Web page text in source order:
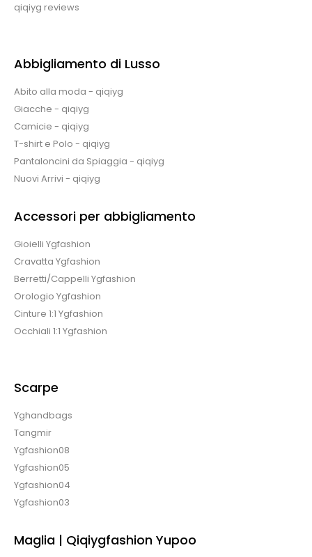
qiqiyg reviews
Abbigliamento di Lusso
Abito alla moda - qiqiyg
Giacche - qiqiyg
Camicie - qiqiyg
T-shirt e Polo - qiqiyg
Pantaloncini da Spiaggia - qiqiyg
Nuovi Arrivi - qiqiyg
Accessori per abbigliamento
Gioielli Ygfashion
Cravatta Ygfashion
Berretti/Cappelli Ygfashion
Orologio Ygfashion
Cinture 1:1 Ygfashion
Occhiali 1:1 Ygfashion
Scarpe
Yghandbags
Tangmir
Ygfashion08
Ygfashion05
Ygfashion04
Ygfashion03
Maglia | Qiqiygfashion Yupoo